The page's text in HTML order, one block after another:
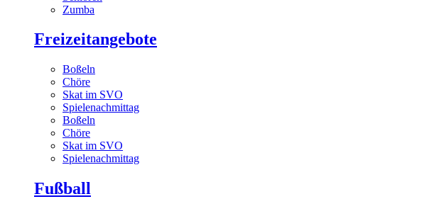
Zumba
Freizeitangebote
Boßeln
Chöre
Skat im SVO
Spielenachmittag
Boßeln
Chöre
Skat im SVO
Spielenachmittag
Fußball